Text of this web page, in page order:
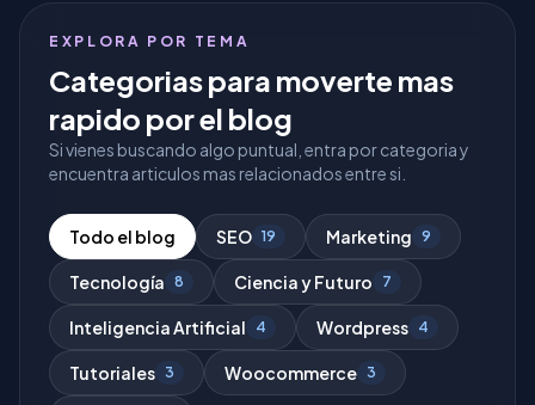
EXPLORA POR TEMA
Categorias para moverte mas
rapido por el blog
Si vienes buscando algo puntual, entra por categoria y
encuentra articulos mas relacionados entre si.
Todo el blog SEO 19 Marketing 9
Tecnología 8 Ciencia y Futuro 7
Inteligencia Artificial 4 Wordpress 4
Tutoriales 3 Woocommerce 3